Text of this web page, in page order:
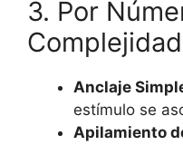
3. Por
Complejidad
Anclaje
estímulo se
Apilamiento